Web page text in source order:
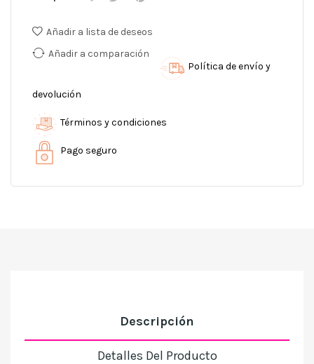
Añadir a lista de deseos
Añadir a comparación
Política de envío y
devolución
Términos y condiciones
Pago seguro
Descripción
Detalles Del Producto